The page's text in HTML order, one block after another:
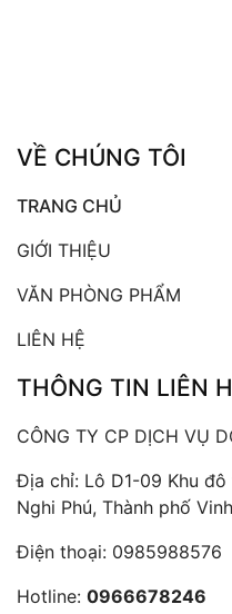
VỀ CHÚNG TÔI
TRANG CHỦ
GIỚI THIỆU
VĂN PHÒNG PHẨM
LIÊN HỆ
THÔNG TIN LIÊN
CÔNG TY CP DỊCH VỤ
Địa chỉ: Lô D1-09 Khu đô
Nghi Phú, Thành phố
Điện thoại: 0985988576
Hotline: 0966678246